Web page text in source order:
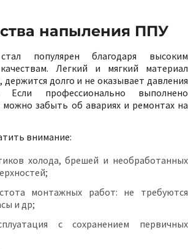
напыления ППУ
популярен благодаря высоким
Легкий и мягкий материал
держится долго и не оказывает давления
Если профессионально выполнено
забыть об авариях и ремонтах на
внимание:
холода, брешей и необработанных
монтажных работ: не требуются
и др;
с сохранением первичных